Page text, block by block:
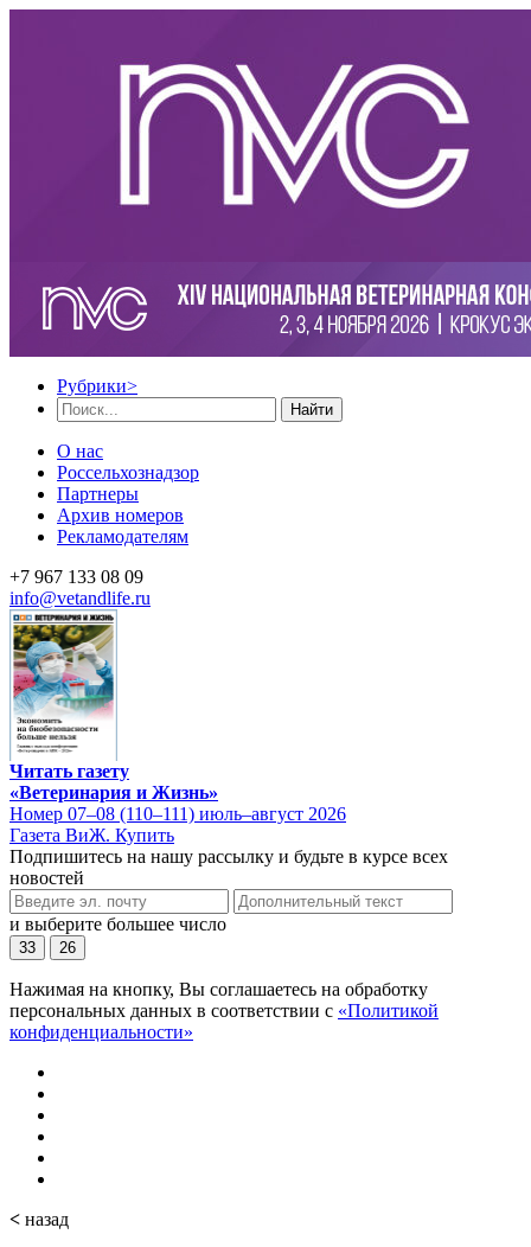
Рубрики>
Найти
О нас
Россельхознадзор
Партнеры
Архив номеров
Рекламодателям
+7 967 133 08 09
info@vetandlife.ru
Читать газету
«Ветеринария и Жизнь»
Номер 07–08 (110–111) июль–август 2026
Газета ВиЖ. Купить
Подпишитесь на нашу рассылку и будьте в курсе всех
новостей
и выберите большее число
33 26
Нажимая на кнопку, Вы соглашаетесь на обработку
персональных данных в соответствии с «Политикой
конфиденциальности»
< назад